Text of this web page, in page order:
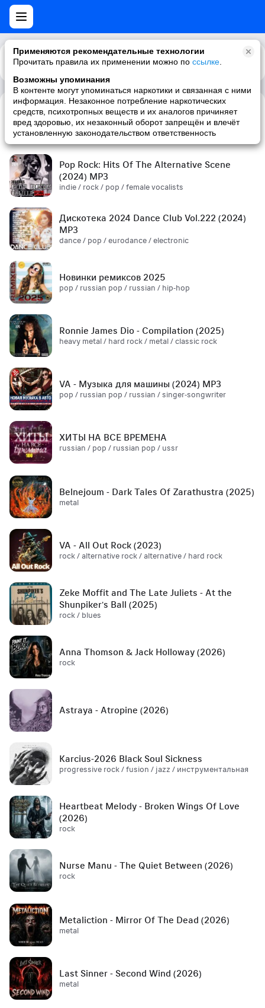
Применяются рекомендательные технологии
Прочитать правила их применении можно по ссылке
Возможны упоминания
В контенте могут упоминаться наркотики и связанная с ними
информация. Незаконное потребление наркотических
средств, психотропных веществ и их аналогов причиняет
вред здоровью, их незаконный оборот запрещён и влечёт
установленную законодательством ответственность
Каталог Рекомендации
Сборник! '90s (2024) MP3
pop / russian pop / russian / '90s
Pop Rock: Hits Of The Alternative Scene
(2024) MP3
indie / rock / pop / female vocalists
Дискотека 2024 Dance Club Vol.222 (2024)
MP3
dance / pop / eurodance / electronic
Новинки ремиксов 2025
pop / russian pop / russian / hip-hop
Ronnie James Dio - Compilation (2025)
heavy metal / hard rock / metal / classic rock
VA - Музыка для машины (2024) MP3
pop / russian pop / russian / singer-songwriter
ХИТЫ НА ВСЕ ВРЕМЕНА
russian / pop / russian pop / ussr
Belnejoum - Dark Tales Of Zarathustra (2025)
metal
VA - All Out Rock (2023)
rock / alternative rock / alternative / hard rock
Zeke Moffit and The Late Juliets - At the
Shunpiker's Ball (2025)
rock / blues
Anna Thomson & Jack Holloway (2026)
rock
Astraya - Atropine (2026)
Karcius-2026 Black Soul Sickness
progressive rock / fusion / jazz / инструментальная
Heartbeat Melody - Broken Wings Of Love
(2026)
rock
Nurse Manu - The Quiet Between (2026)
rock
Metaliction - Mirror Of The Dead (2026)
metal
Last Sinner - Second Wind (2026)
metal